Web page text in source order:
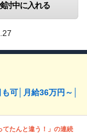
討中に入れる
可│月給36万円～│
てたんと違う！」の連続